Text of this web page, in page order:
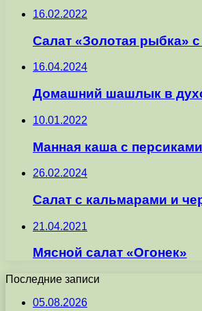
16.02.2022
Салат «Золотая рыбка»
16.04.2024
Домашний шашлык в
10.01.2022
Манная каша с персиками
26.02.2024
Салат с кальмарами и
21.04.2021
Мясной салат «Огонек»
Последние записи
05.08.2026